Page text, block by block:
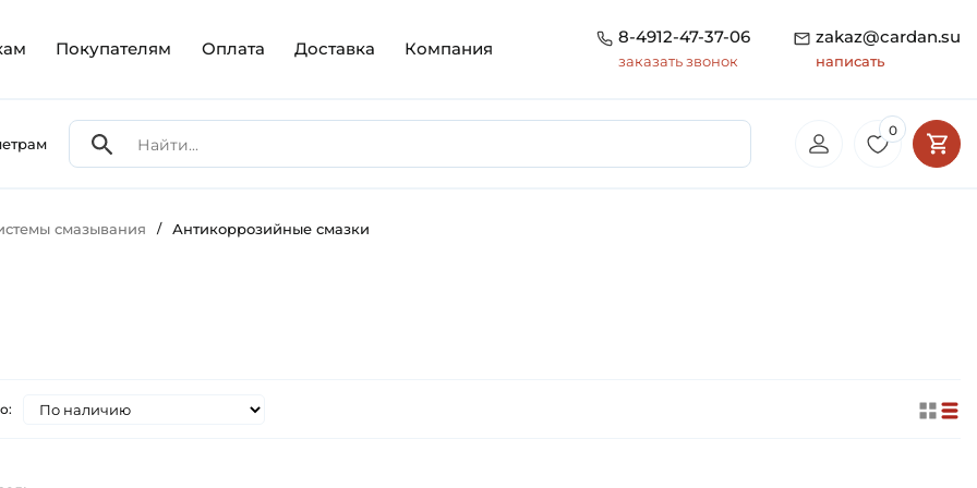
Покупателям Оплата Доставка Компания
8-4912-47-37-06
заказать звонок
zakaz@cardan.su
написать
0
смазывания / Антикоррозийные смазки